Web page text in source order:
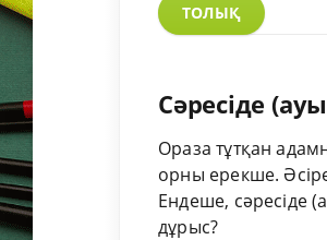
ТОЛЫҚ
Сәресіде
Ораза тұтқан
орны ерекше.
Ендеше, сәресіде
дұрыс?